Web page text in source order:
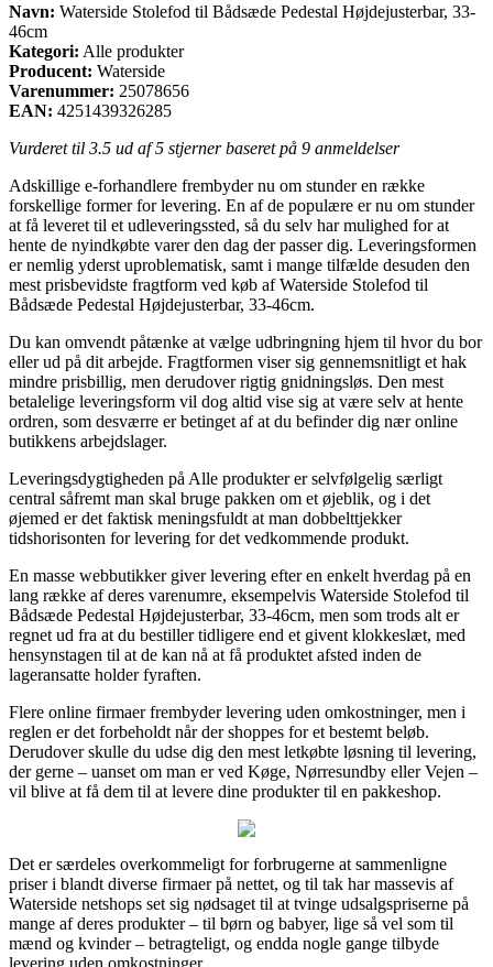
Navn: Waterside Stolefod til Bådsæde Pedestal Højdejusterbar, 33-
46cm
Kategori: Alle produkter
Producent: Waterside
Varenummer: 25078656
EAN: 4251439326285
Vurderet til 3.5 ud af 5 stjerner baseret på 9 anmeldelser
Adskillige e-forhandlere frembyder nu om stunder en række
forskellige former for levering. En af de populære er nu om stunder
at få leveret til et udleveringssted, så du selv har mulighed for at
hente de nyindkøbte varer den dag der passer dig. Leveringsformen
er nemlig yderst uproblematisk, samt i mange tilfælde desuden den
mest prisbevidste fragtform ved køb af Waterside Stolefod til
Bådsæde Pedestal Højdejusterbar, 33-46cm.
Du kan omvendt påtænke at vælge udbringning hjem til hvor du bor
eller ud på dit arbejde. Fragtformen viser sig gennemsnitligt et hak
mindre prisbillig, men derudover rigtig gnidningsløs. Den mest
betalelige leveringsform vil dog altid vise sig at være selv at hente
ordren, som desværre er betinget af at du befinder dig nær online
butikkens arbejdslager.
Leveringsdygtigheden på Alle produkter er selvfølgelig særligt
central såfremt man skal bruge pakken om et øjeblik, og i det
øjemed er det faktisk meningsfuldt at man dobbelttjekker
tidshorisonten for levering for det vedkommende produkt.
En masse webbutikker giver levering efter en enkelt hverdag på en
lang række af deres varenumre, eksempelvis Waterside Stolefod til
Bådsæde Pedestal Højdejusterbar, 33-46cm, men som trods alt er
regnet ud fra at du bestiller tidligere end et givent klokkeslæt, med
hensynstagen til at de kan nå at få produktet afsted inden de
lageransatte holder fyraften.
Flere online firmaer frembyder levering uden omkostninger, men i
reglen er det forbeholdt når der shoppes for et bestemt beløb.
Derudover skulle du udse dig den mest letkøbte løsning til levering,
der gerne – uanset om man er ved Køge, Nørresundby eller Vejen –
vil blive at få dem til at levere dine produkter til en pakkeshop.
Det er særdeles overkommeligt for forbrugerne at sammenligne
priser i blandt diverse firmaer på nettet, og til tak har massevis af
Waterside netshops set sig nødsaget til at tvinge udsalgspriserne på
mange af deres produkter – til børn og babyer, lige så vel som til
mænd og kvinder – betragteligt, og endda nogle gange tilbyde
levering uden omkostninger.